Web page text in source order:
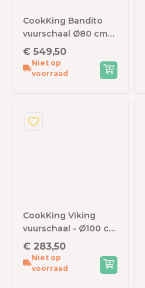
CookKing Bandito
vuurschaal Ø80 cm
met grillrooster Ø60
cm - zwart staal
€ 549,50
Niet op
voorraad
CookKing Viking
vuurschaal - Ø100 cm
- zwart staal
€ 283,50
Niet op
voorraad